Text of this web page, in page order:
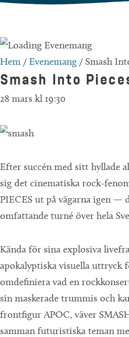
Hoppa
innehåll
Hem /Evenemang / Smash
Smash Into
28 mars kl 19:30
Efter succén med sitt hyllade
sig det cinematiska rock-
PIECES ut på vägarna igen —
omfattande turné över hela
Kända för sina explosiva
apokalyptiska visuella uttryck
omdefiniera vad en
sin maskerade trummis och
frontfigur APOC, väver
samman futuristiska teman